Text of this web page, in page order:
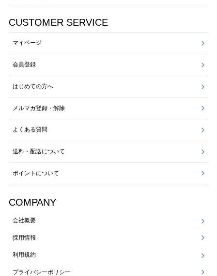
CUSTOMER SERVICE
マイページ
会員登録
はじめての方へ
メルマガ登録・解除
よくある質問
送料・配送について
ポイントについて
COMPANY
会社概要
採用情報
利用規約
プライバシーポリシー